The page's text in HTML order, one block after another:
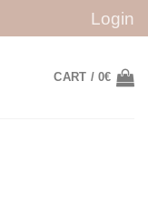
Login
CART /0€